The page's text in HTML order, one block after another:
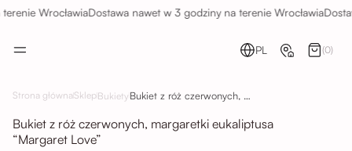
WrocławiaDostawa nawet w 3 godziny na terenie Wrocławia
PL (0)
Strona główna Sklep Bukiety Bukiet z róż czerwonych, margaretki eukaliptusa “Margaret Love”
Bukiet z róż czerwonych, margaretki eukaliptusa
“Margaret Love”